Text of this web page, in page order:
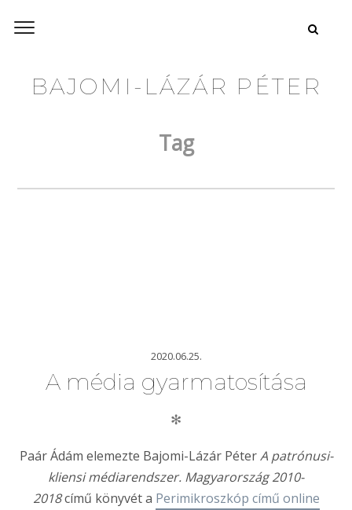
BAJOMI-LÁZÁR PÉTER
Tag
2020.06.25.
A média gyarmatosítása
✻
Paár Ádám elemezte Bajomi-Lázár PéterA patrónusi-
kliensi médiarendszer. Magyarország 2010-
2018című könyvét a Perimikroszkóp című online